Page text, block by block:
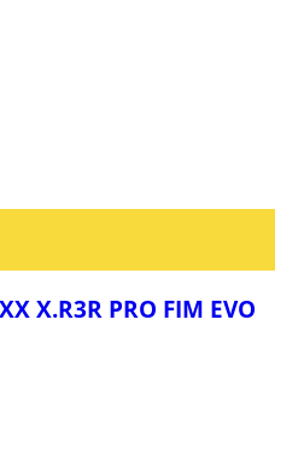
X.R3R PRO FIM EVO